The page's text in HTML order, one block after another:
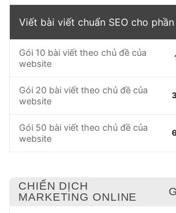
Viết bài viết chuẩn SEO cho
Gói 10 bài viết theo chủ đề của
website
Gói 20 bài viết theo chủ đề của
website
Gói 50 bài viết theo chủ đề của
website
CHIẾN DỊCH
MARKETING ONLINE